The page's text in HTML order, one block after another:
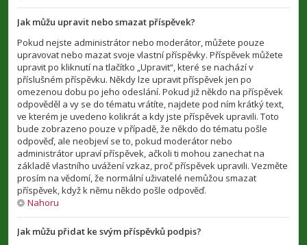
Jak můžu upravit nebo smazat příspěvek?
Pokud nejste administrátor nebo moderátor, můžete pouze
upravovat nebo mazat svoje vlastní příspěvky. Příspěvek můžete
upravit po kliknutí na tlačítko „Upravit“, které se nachází v
příslušném příspěvku. Někdy lze upravit příspěvek jen po
omezenou dobu po jeho odeslání. Pokud již někdo na příspěvek
odpověděl a vy se do tématu vrátíte, najdete pod ním krátký text,
ve kterém je uvedeno kolikrát a kdy jste příspěvek upravili. Toto
bude zobrazeno pouze v případě, že někdo do tématu pošle
odpověď, ale neobjeví se to, pokud moderátor nebo
administrátor upraví příspěvek, ačkoli ti mohou zanechat na
základě vlastního uvážení vzkaz, proč příspěvek upravili. Vezměte
prosím na vědomí, že normální uživatelé nemůžou smazat
příspěvek, když k němu někdo pošle odpověď.
Nahoru
Jak můžu přidat ke svým příspěvků podpis?